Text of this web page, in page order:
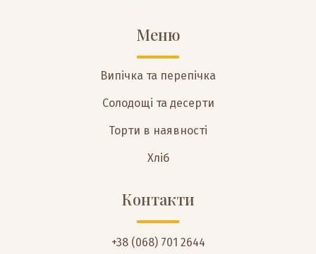
Меню
Випічка та перепічка
Солодощі та десерти
Торти в наявності
Хліб
Контакти
+38 (068) 701 2644